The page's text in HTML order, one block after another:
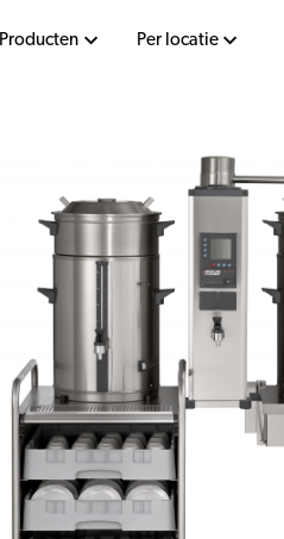
Producten Per locatie